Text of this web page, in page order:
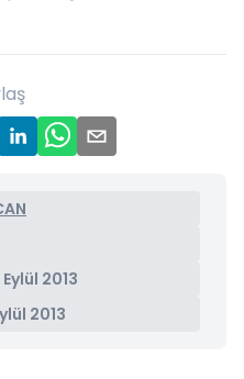
Eylül 2013
2013